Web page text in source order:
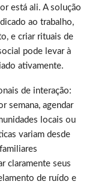
está ali. A solução
ao trabalho,
e criar rituais de
pode levar à
ativamente.
de interação:
semana, agendar
locais ou
variam desde
claramente seus
de ruído e